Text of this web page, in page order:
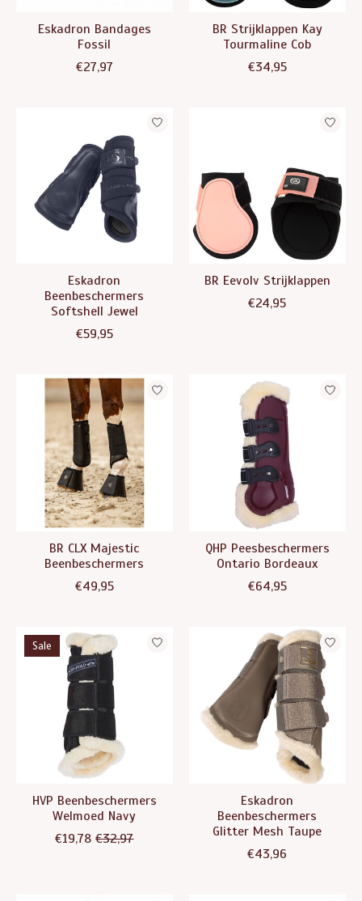
Eskadron Bandages
Fossil
€27,97
BR Strijklappen Kay
Tourmaline Cob
€34,95
Eskadron
Beenbeschermers
Softshell Jewel
€59,95
BR Eevolv Strijklappen
€24,95
BR CLX Majestic
Beenbeschermers
€49,95
QHP Peesbeschermers
Ontario Bordeaux
€64,95
Sale
HVP Beenbeschermers
Welmoed Navy
€19,78 €32,97
Eskadron
Beenbeschermers
Glitter Mesh Taupe
€43,96